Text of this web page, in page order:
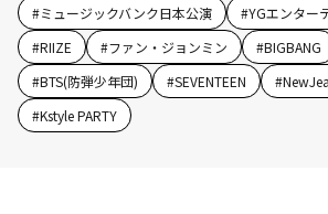
#ミュージックバンク日本公演 #YGエンター
#RIIZE #ファン・ジョンミン #BIGBANG
#BTS(防弾少年団) #SEVENTEEN #
#Kstyle PARTY